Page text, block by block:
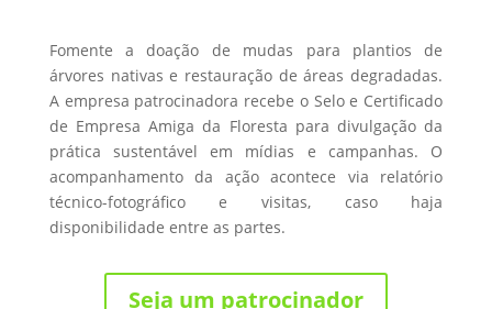
Fomente a doação de mudas para plantios de
árvores nativas e restauração de áreas degradadas.
A empresa patrocinadora recebe o Selo e Certificado
de Empresa Amiga da Floresta para divulgação da
prática sustentável em mídias e campanhas. O
acompanhamento da ação acontece via relatório
técnico-fotográfico e visitas, caso haja
disponibilidade entre as partes.
Seja um patrocinador